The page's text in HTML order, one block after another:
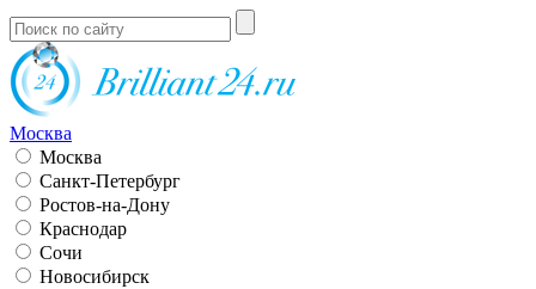
Москва
Москва
Санкт-Петербург
Ростов-на-Дону
Краснодар
Сочи
Новосибирск